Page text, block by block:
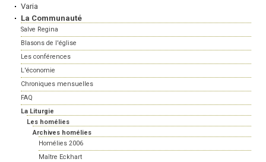
Varia
La Communauté
Salve Regina
Blasons de l'église
Les conférences
L'économie
Chroniques mensuelles
FAQ
La Liturgie
Les homélies
Archives homélies
Homélies 2006
Maître Eckhart